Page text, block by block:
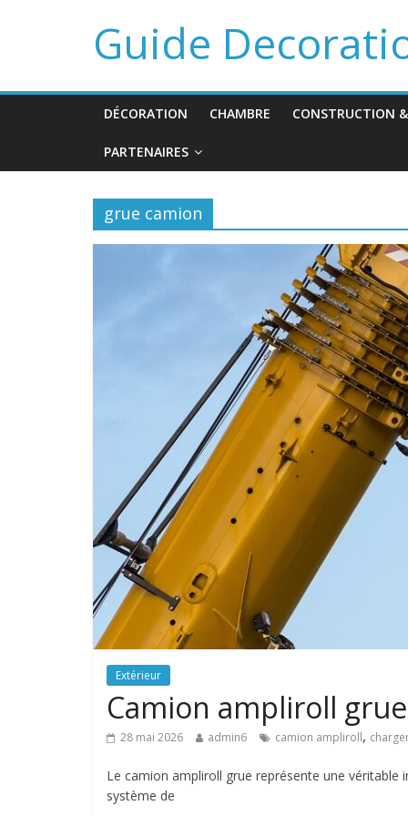
Guide
DÉCORATION CHAMBRE CONSTRUCTION
PARTENAIRES
grue camion
Extérieur
Camion ampliroll
28 mai 2026 admin6 camion ampliroll,
Le camion ampliroll grue représente une
système de